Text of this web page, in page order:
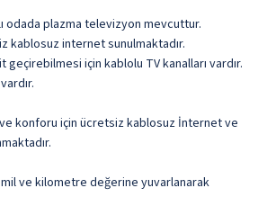
odada plazma televizyon mevcuttur.
kablosuz internet sunulmaktadır.
için kablolu TV kanalları vardır.
konforu için ücretsiz kablosuz İnternet ve
mil ve kilometre değerine yuvarlanarak